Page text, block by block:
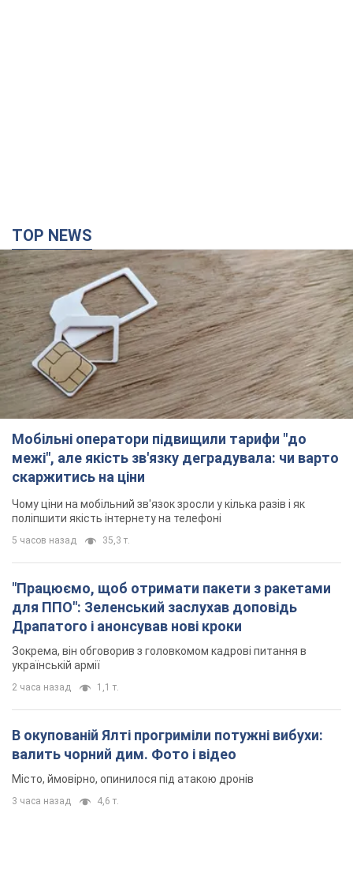
TOP NEWS
Мобільні оператори підвищили тарифи "до
межі", але якість зв'язку деградувала: чи варто
скаржитись на ціни
Чому ціни на мобільний зв'язок зросли у кілька разів і як
поліпшити якість інтернету на телефоні
5 часов назад 35,3 т.
"Працюємо, щоб отримати пакети з ракетами
для ППО": Зеленський заслухав доповідь
Драпатого і анонсував нові кроки
Зокрема, він обговорив з головкомом кадрові питання в
українській армії
2 часа назад 1,1 т.
В окупованій Ялті прогриміли потужні вибухи:
валить чорний дим. Фото і відео
Місто, ймовірно, опинилося під атакою дронів
3 часа назад 4,6 т.